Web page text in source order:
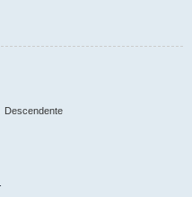
Descendente